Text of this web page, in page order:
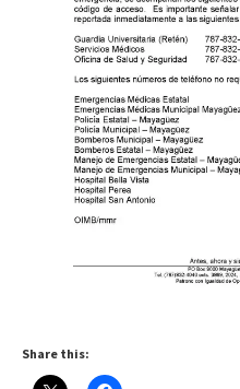
Share this: